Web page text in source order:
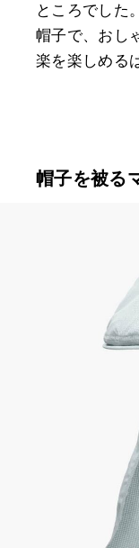
ところでした
帽子で、おし
楽を楽しめる
帽子を被る